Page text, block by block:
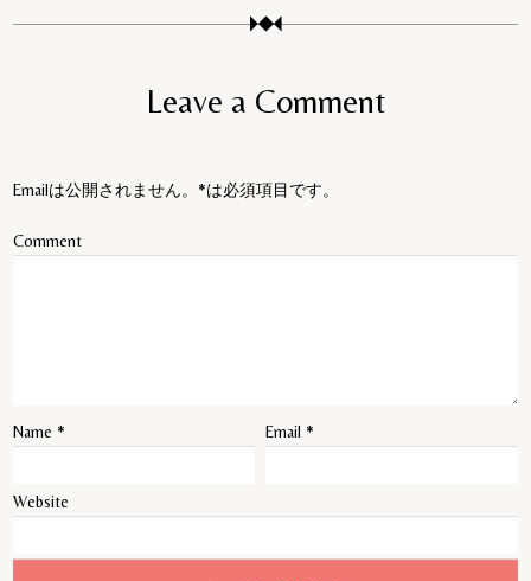
Leave a Comment
Emailは公開されません。*は必須項目です。
Comment
Name * Email *
Website